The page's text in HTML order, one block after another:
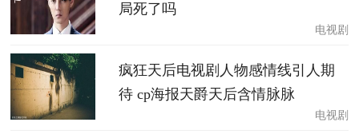
局死了吗
电视剧
疯狂天后电视剧人物感情线引人期
待 cp海报天爵天后含情脉脉
电视剧